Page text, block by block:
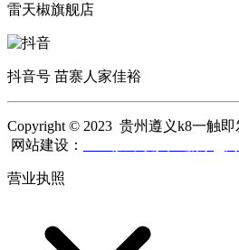
雷天椒旗舰店
抖音号 苗寨人家佳裕
Copyright © 2023 贵州遵义k8一触
网站建设：
营业执照